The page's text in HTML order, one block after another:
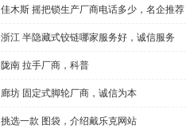
佳木斯 摇把锁生产厂商电话多少，名企推荐
浙江 半隐藏式铰链哪家服务好，诚信服务
陇南 拉手厂商，科普
廊坊 固定式脚轮厂商，诚信为本
挑选一款 图袋，介绍戴乐克网站